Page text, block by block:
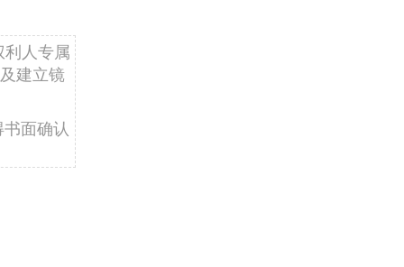
人专属
建立镜
书面确认